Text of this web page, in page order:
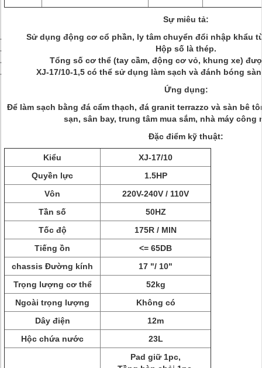
Sự miêu tả:
Sử dụng động cơ cổ phần, ly tâm chuyển đổi nhập khẩu
Hộp số là thép.
Tổng số cơ thể (tay cầm, động cơ vỏ, khung xe)
XJ-17/10-1,5 có thể sử dụng làm sạch và đánh bóng
Ứng dụng:
Để làm sạch bằng đá cẩm thạch, đá granit terrazzo và sàn bê
sạn, sân bay, trung tâm mua sắm, nhà máy công
Đặc điểm kỹ thuật:
Kiểu
XJ-17/10
Quyền lực
1.5HP
Vôn
220V-240V / 110V
Tần số
50HZ
Tốc độ
175R / MIN
Tiếng ồn
<= 65DB
chassis Đường kính
17 "/ 10"
Trọng lượng cơ thể
52kg
Ngoài trọng lượng
Không có
Dây điện
12m
Hộc chứa nước
23L
Pad giữ 1pc,